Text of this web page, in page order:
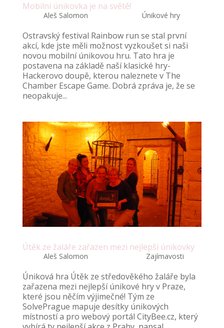
Mobilní únikovka je na světě!
Aleš Salomon Únikové hry
Ostravský festival Rainbow run se stal první
akcí, kde jste měli možnost vyzkoušet si naši
novou mobilní únikovou hru. Tato hra je
postavena na základě naší klasické hry-
Hackerovo doupě, kterou naleznete v The
Chamber Escape Game. Dobrá zpráva je, že se
neopakuje...
Útěk ze žaláře zařazen mezi nejlepší únikovky
Aleš Salomon Zajímavosti
Úniková hra Útěk ze středověkého žaláře byla
zařazena mezi nejlepší únikové hry v Praze,
které jsou něčím výjimečné! Tým ze
SolvePrague mapuje desítky únikových
místností a pro webový portál CityBee.cz, který